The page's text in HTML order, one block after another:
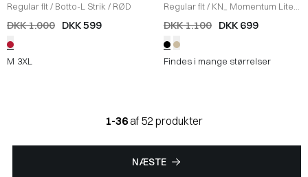
Regular fit/ Botto-L Strik / RØD
DKK 1.000 DKK 599
M 3XL
Regular fit/ KN_ Momentum Lite
Strik
SORT
DKK 1.100 DKK 699
Findes i mange størrelser
1-36 af 52 produkter
NÆSTE